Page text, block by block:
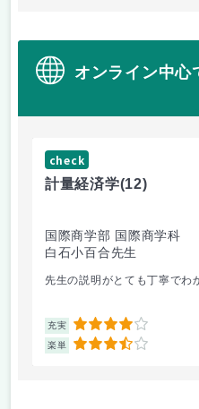
オンライン中心
check
計量経済学(12)
国際商学部 国際商学科
白石小百合先生
先生の説明がとても丁寧でわ
充実 4
楽単 3.5